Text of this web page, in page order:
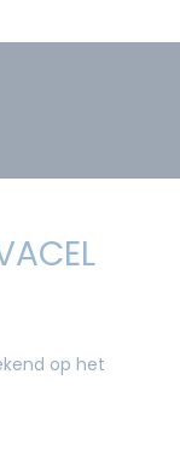
op het